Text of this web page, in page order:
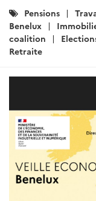
Catégories
:
Pensions
Benelux
coalition
Retraite